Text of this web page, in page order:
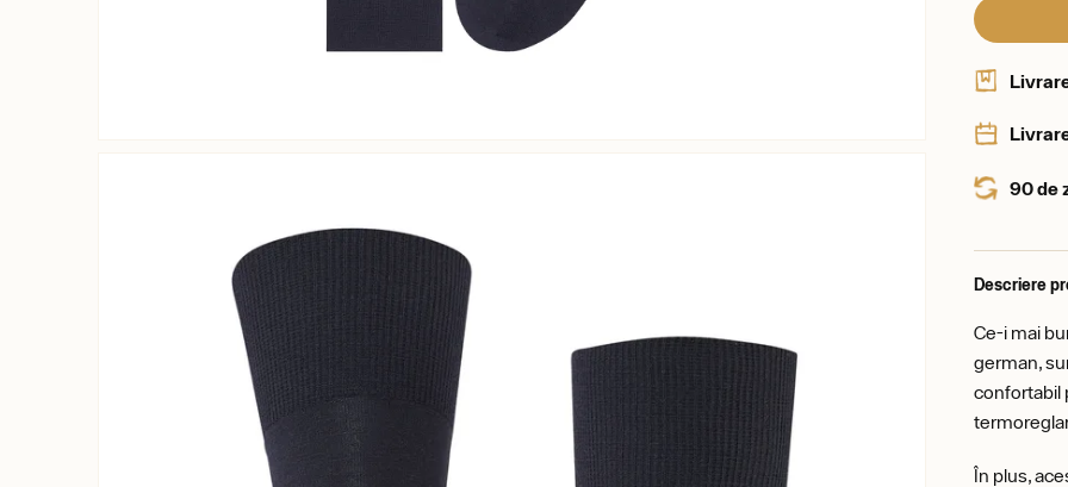
90 de
Descriere
Ce-i mai
german,
confortabil
În plus,